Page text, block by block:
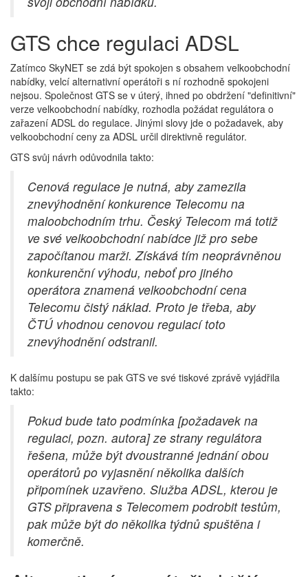
GTS chce regulaci ADSL
Zatímco SkyNET se zdá být spokojen s obsahem velkoobchodní
nabídky, velcí alternativní operátoři s ní rozhodně spokojeni
nejsou. Společnost GTS se v úterý, ihned po obdržení "definitivní"
verze velkoobchodní nabídky, rozhodla požádat regulátora o
zařazení ADSL do regulace. Jinými slovy jde o požadavek, aby
velkoobchodní ceny za ADSL určil direktivně regulátor.
GTS svůj návrh odůvodnila takto:
Cenová regulace je nutná, aby zamezila
znevýhodnění konkurence Telecomu na
maloobchodním trhu. Český Telecom má totiž
ve své velkoobchodní nabídce již pro sebe
započítanou marži. Získává tím neoprávněnou
konkurenční výhodu, neboť pro jiného
operátora znamená velkoobchodní cena
Telecomu čistý náklad. Proto je třeba, aby
ČTÚ vhodnou cenovou regulací toto
znevýhodnění odstranil.
K dalšímu postupu se pak GTS ve své tiskové zprávě vyjádřila
takto:
Pokud bude tato podmínka [požadavek na
regulaci, pozn. autora] ze strany regulátora
řešena, může být dvoustranné jednání obou
operátorů po vyjasnění několika dalších
připomínek uzavřeno. Služba ADSL, kterou je
GTS připravena s Telecomem podrobit testům,
pak může být do několika týdnů spuštěna i
komerčně.